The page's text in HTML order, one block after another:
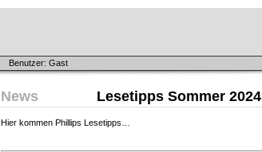
Benutzer: Gast
News Lesetipps Sommer 2024
Hier kommen Phillips Lesetipps…